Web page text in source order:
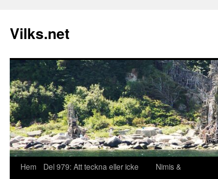
Vilks.net
Hoppa
Hem
Del 979: Att teckna eller icke
Nimis &